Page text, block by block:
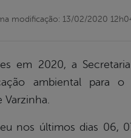
modificação: 13/02/2020
em 2020, a
ambiental para
nos últimos dias 06,